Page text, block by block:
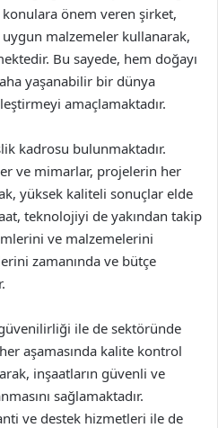
önem veren şirket,
malzemeler kullanarak,
Bu sayede, hem doğayı
yaşanabilir bir dünya
amaçlamaktadır.
kadrosu bulunmaktadır.
ve mimarlar, projelerin her
yüksek kaliteli sonuçlar elde
teknolojiyi de yakından takip
ve malzemelerini
zamanında ve bütçe
ile de sektöründe
aşamasında kalite kontrol
inşaatların güvenli ve
sağlamaktadır.
ve destek hizmetleri ile de